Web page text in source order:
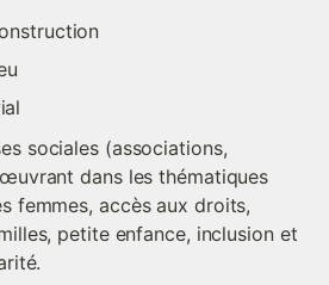
sociales (associations,
dans les thématiques
femmes, accès aux droits,
petite enfance, inclusion et